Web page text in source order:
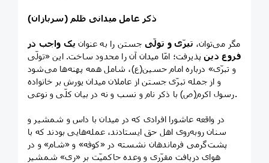
ذکر عامل میدانی ظلم (سربازان)
مگر می‌توان، تبرّی و تولّی جستن را به عنوان یک واجب در
فروع دینپذیرفت؛ امّا میدان آن را محدود ساخت. این «تولّی
و تبرّی» درباره امام حسین(ع)، شامل همه پهنه‌ها می‌شود
و از جمله تبرّی جستن از عاملان میدان یورش بر خانواده
رسول اکرم(ص) با ذکر نام و نسب و نه در بیان کلّی و نوعی.
در واقعه عاشورا افرادی که در میدان با داس و شمشیر و
سنان روبه‌روی اهل حق ایستادند، عمله‌هایی بودند که با
پشت‌گرمی فرماندهان نشسته در «کوفه» و «شام» و در
هوای دریافت مقرّری و وعده حاکمیّت بر «ری» شمشیر